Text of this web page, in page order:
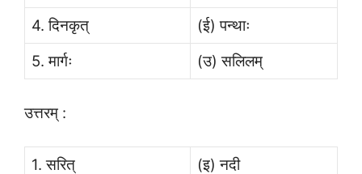
4. दिनकृत्
(ई) पन्थाः
5. मार्गः
(उ) सलिलम्
उत्तरम् :
1. सरित्
(इ) नदी